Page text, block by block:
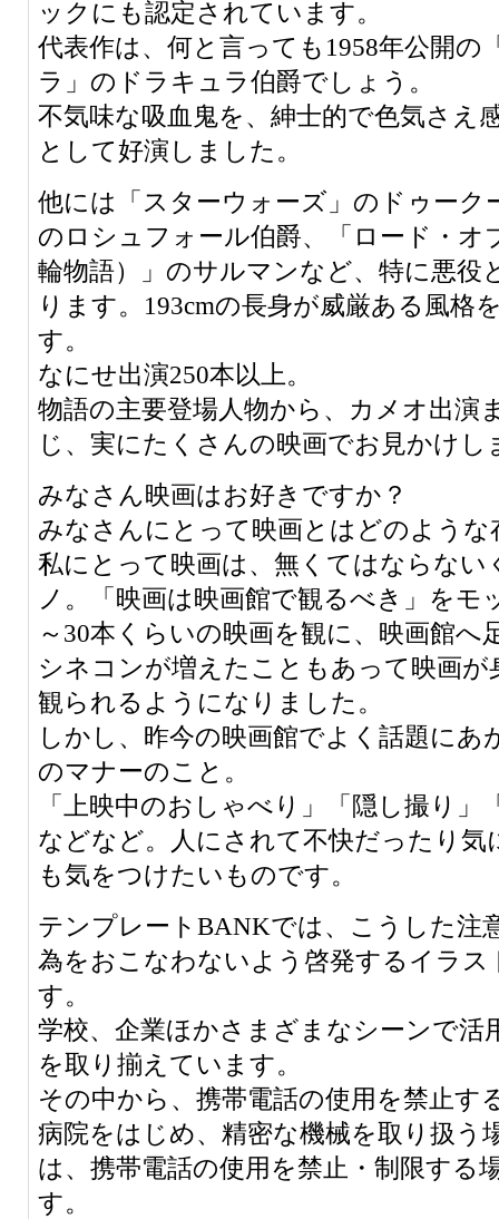
ックにも認定されています。
代表作は、何と言っても1958年公開の
ラ」のドラキュラ伯爵でしょう。
不気味な吸血鬼を、紳士的で色気さえ
として好演しました。
他には「スターウォーズ」のドゥーク
のロシュフォール伯爵、「ロード・オ
輪物語）」のサルマンなど、特に悪役
ります。193cmの長身が威厳ある風格
す。
なにせ出演250本以上。
物語の主要登場人物から、カメオ出演
じ、実にたくさんの映画でお見かけし
みなさん映画はお好きですか？
みなさんにとって映画とはどのような
私にとって映画は、無くてはならない
ノ。「映画は映画館で観るべき」をモ
～30本くらいの映画を観に、映画館へ
シネコンが増えたこともあって映画が
観られるようになりました。
しかし、昨今の映画館でよく話題にあ
のマナーのこと。
「上映中のおしゃべり」「隠し撮り」
などなど。人にされて不快だったり気
も気をつけたいものです。
テンプレートBANKでは、こうした注
為をおこなわないよう啓発するイラス
す。
学校、企業ほかさまざまなシーンで活
を取り揃えています。
その中から、携帯電話の使用を禁止す
病院をはじめ、精密な機械を取り扱う
は、携帯電話の使用を禁止・制限する
す。